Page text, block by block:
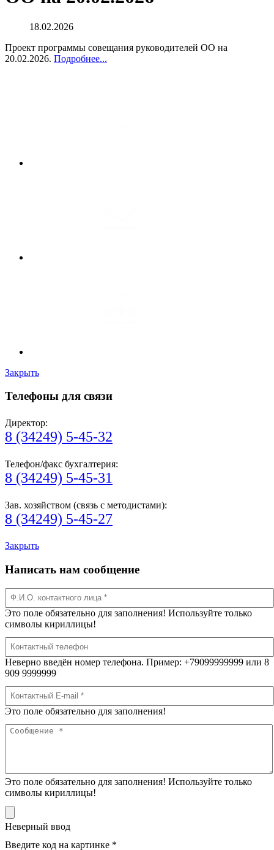
18.02.2026
Проект программы совещания руководителей ОО на
20.02.2026. Подробнее...
Закрыть
Телефоны для связи
Директор:
8 (34249) 5-45-32
Телефон/факс бухгалтерия:
8 (34249) 5-45-31
Зав. хозяйством (связь с методистами):
8 (34249) 5-45-27
Закрыть
Написать нам сообщение
Это поле обязательно для заполнения! Используйте только
символы кириллицы!
Неверно введён номер телефона. Пример: +79099999999 или 8
909 9999999
Это поле обязательно для заполнения!
Это поле обязательно для заполнения! Используйте только
символы кириллицы!
Неверный ввод
Введите код на картинке *